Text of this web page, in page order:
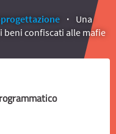
Una
beni confiscati alle mafie